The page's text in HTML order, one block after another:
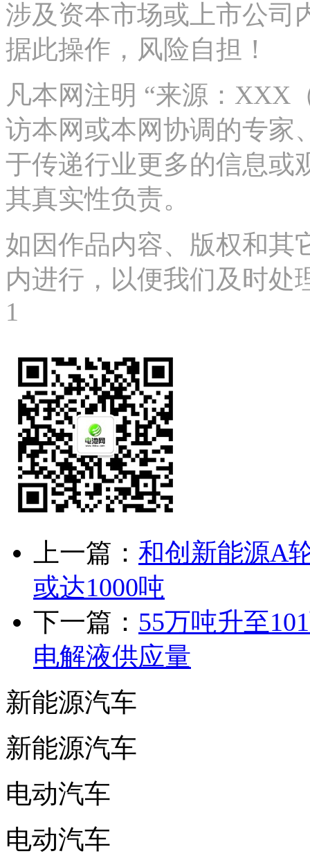
涉及资本市场或上市公司
据此操作，风险自担！
凡本网注明 “来源：XXX
访本网或本网协调的专家
于传递行业更多的信息或
其真实性负责。
如因作品内容、版权和其
内进行，以便我们及时处
1
上一篇： 和创新能源A
或达1000吨
下一篇： 55万吨升至
电解液供应量
新能源汽车
新能源汽车
电动汽车
电动汽车